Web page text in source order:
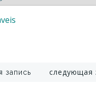
запись следующая